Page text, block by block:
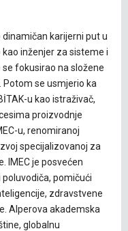
karijerni put u
inženjer za sisteme i
se fokusirao na složene
se usmjerio ka
u kao istraživač,
proizvodnje
u, renomiranoj
specijalizovanoj za
IMEC je posvećen
pomičući
zdravstvene
Alperova akademska
globalnu